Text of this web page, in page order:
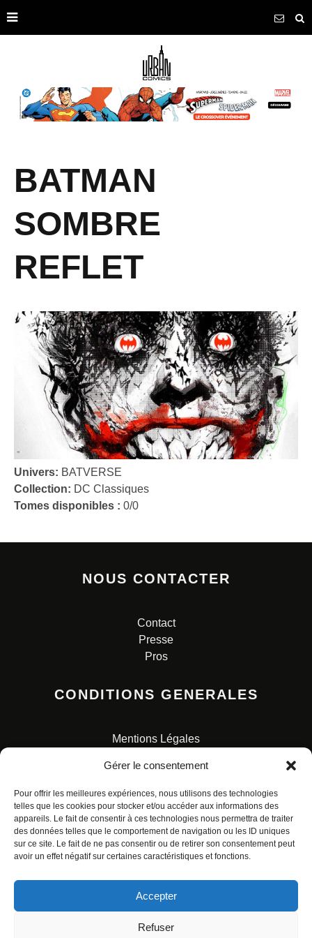
Gérer le consentement
Pour offrir les meilleures expériences, nous utilisons des technologies
telles que les cookies pour stocker et/ou accéder aux informations des
appareils. Le fait de consentir à ces technologies nous permettra de traiter
des données telles que le comportement de navigation ou les ID uniques
sur ce site. Le fait de ne pas consentir ou de retirer son consentement peut
avoir un effet négatif sur certaines caractéristiques et fonctions.
Accepter
Refuser
BATMAN
SOMBRE
REFLET
Univers: BATVERSE
Collection: DC Classiques
Tomes disponibles : 0/0
NOUS CONTACTER
Contact
Presse
Pros
CONDITIONS GENERALES
Mentions Légales
Charte pour la protection des données personnelles